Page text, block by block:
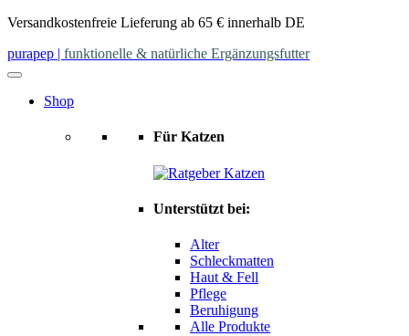
Skip
content
Versandkostenfreie Lieferung ab 65 € innerhalb DE
purapep | funktionelle & natürliche Ergänzungsfutter
Shop
Für Katzen
Unterstützt bei:
Alter
Schleckmatten
Haut & Fell
Pflege
Beruhigung
Alle Produkte